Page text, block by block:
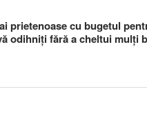
prietenoase cu bugetul
odihniți fără a cheltui mulți